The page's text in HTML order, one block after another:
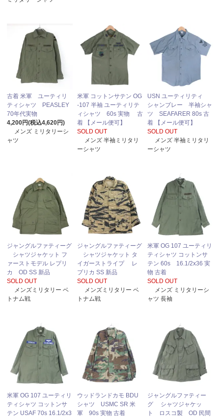
古着 米軍 ユーティリ
ティシャツ PEASLEY
70年代実物
4,200円(税込4,620円)
メンズ ミリタリーシ
ャツ
米軍 コットンサテン OG
-107 半袖 ユーティリテ
ィシャツ 60s 実物 古
着 【メール便可】
SOLD OUT
メンズ 半袖ミリタリ
ーシャツ
USN ユーティリティ
シャンブレー 半袖シャ
ツ SEAFARER 80s 古
着 【メール便可】
SOLD OUT
メンズ 半袖ミリタリ
ーシャツ
ジャングルファティーグ
シャツジャケット フ
ァーストモデル レプリ
カ OD SS 新品
SOLD OUT
メンズミリタリー ベ
トナム戦
ジャングルファティーグ
シャツジャケット タ
イガーストライプ レ
プリカ SS 新品
SOLD OUT
メンズミリタリー ベ
トナム戦
米軍 OG 107 ユーティリ
ティシャツ コットンサ
テン 60s 16.1/2x36 実
物 古着
SOLD OUT
メンズ ミリタリーシ
ャツ 長袖
米軍 OG 107 ユーティリ
ティシャツ コットンサ
テン USAF 70s 16.1/2x3
ウッドランドカモ BDU
シャツ USMC SR 米
軍 90s 実物 古着
ジャングルファティー
グ シャツジャケッ
ト ロスコ製 OD 民間